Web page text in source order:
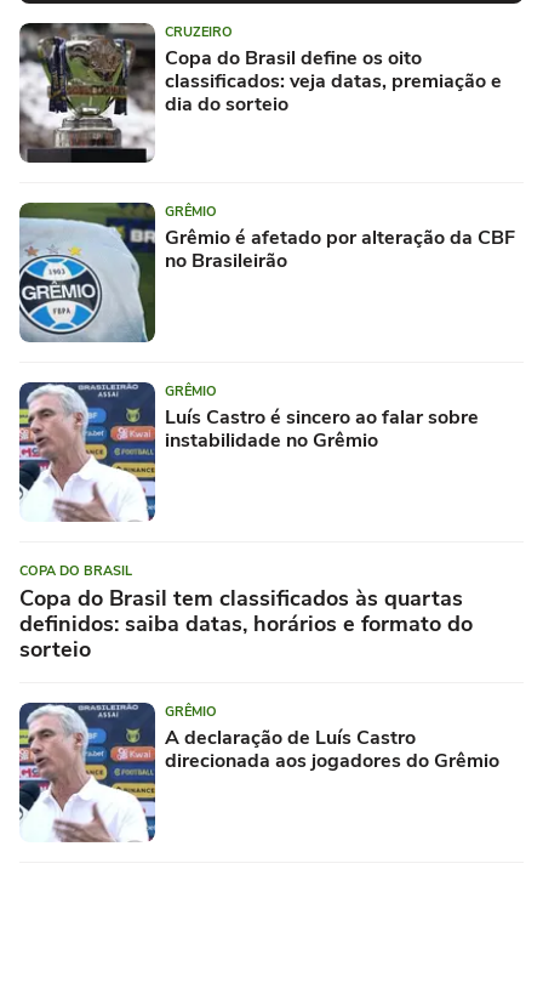
CRUZEIRO
Copa do Brasil define os oito
classificados: veja datas, premiação e
dia do sorteio
GRÊMIO
Grêmio é afetado por alteração da CBF
no Brasileirão
GRÊMIO
Luís Castro é sincero ao falar sobre
instabilidade no Grêmio
COPA DO BRASIL
Copa do Brasil tem classificados às quartas
definidos: saiba datas, horários e formato do
sorteio
GRÊMIO
A declaração de Luís Castro
direcionada aos jogadores do Grêmio